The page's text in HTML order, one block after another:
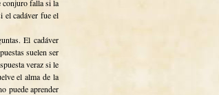
conjuro falla si la
el cadáver fue el
El cadáver
suelen ser
veraz si le
el alma de la
puede aprender